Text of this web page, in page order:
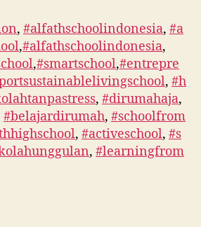
, #alfathschoolindonesia, #a
,#alfathschoolindonesia,
,#smartschool,#entrepre
, #h
, #dirumahaja,
#belajardirumah, #schoolfrom
, #activeschool, #s
, #learningfrom